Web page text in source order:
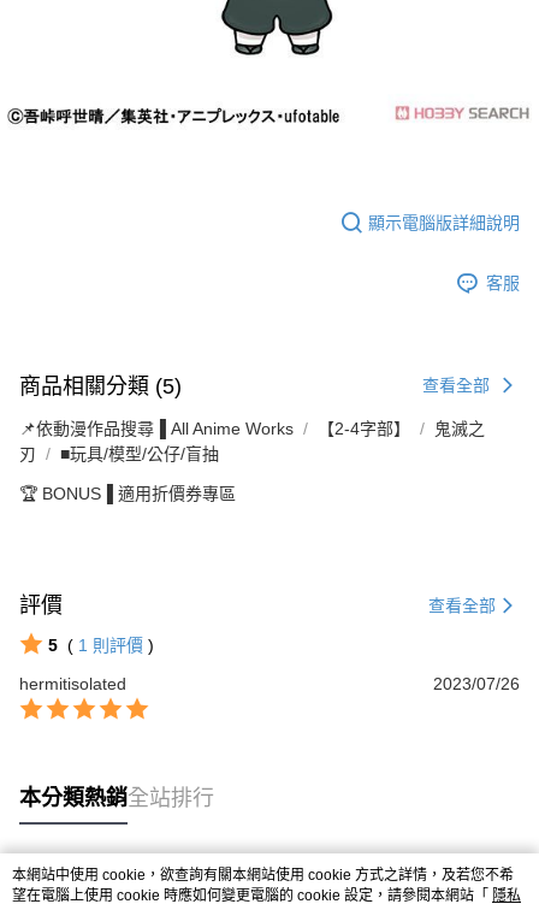
顯示電腦版詳細說明
客服
商品相關分類 (5) 查看全部
📌依動漫作品搜尋▐ All Anime Works 【2-4字部】
鬼滅之
刃
■玩具/模型/公仔/盲抽
🏆 BONUS▐ 適用折價券專區
評價 查看全部
5 ( 1 則評價 )
hermitisolated
2023/07/26
本分類熱銷全站排行
熱門標籤
本網站中使用 cookie，欲查詢有關本網站使用 cookie 方式之詳情，及若您不希
望在電腦上使用 cookie 時應如何變更電腦的 cookie 設定，請參閱本網站「 隱私